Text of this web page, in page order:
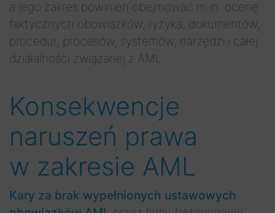
a jego zakres powinien obejmować m.in. ocenę
faktycznych obowiązków, ryzyka, dokumentów,
procedur, procesów, systemów, narzędzi i całej
działalności związanej z AML.
Konsekwencje
naruszeń prawa
w zakresie AML
Kary za brak wypełnionych ustawowych